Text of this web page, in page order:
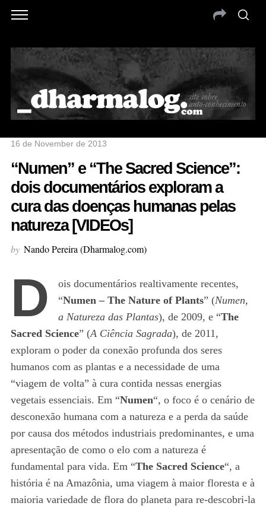
16 de November de 2013
“Numen” e “The Sacred Science”:
dois documentários exploram a
cura das doenças humanas pelas
natureza [VIDEOs]
by Nando Pereira (Dharmalog.com)
D
ois documentários realtivamente recentes,
“Numen – The Nature of Plants” (Numen,
a Natureza das Plantas), de 2009, e “The
Sacred Science” (A Ciência Sagrada), de 2011,
exploram o poder da conexão profunda dos seres
humanos com as plantas e a necessidade de uma
“viagem de volta” à cura contida nessas energias
vegetais essenciais. Em “Numen“, o foco é o cenário de
desconexão humana com a natureza e a perda da saúde
por causa dos métodos industriais predominantes, e uma
apresentação de como o elo com a natureza é
fundamental para vida. Em “The Sacred Science“, a
história é na Amazônia, uma viagem à maior floresta e à
maioria variedade de flora do planeta para re-descobri-la